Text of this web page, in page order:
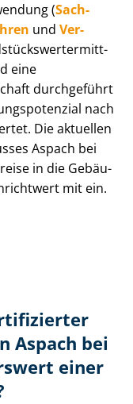
(Sach­
und Ver­
eine
durchgeführt
nach
Die aktuellen
Aspach bei
in die Ge­bäu­
mit ein.
Aspach bei
einer